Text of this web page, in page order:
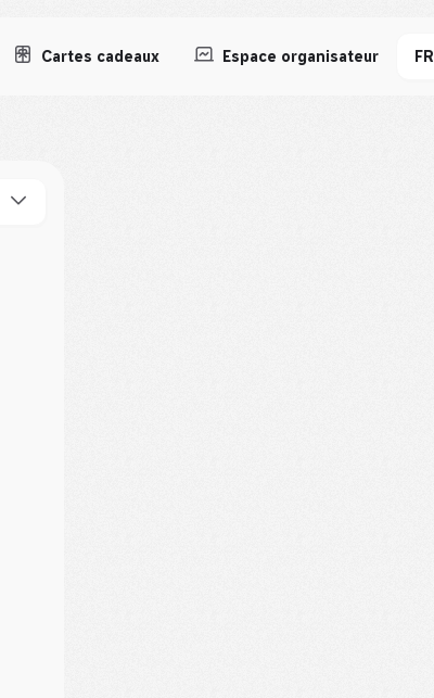
Cartes cadeaux Espace organisateur FR